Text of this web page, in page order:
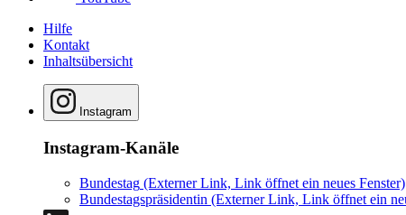
Hilfe
Kontakt
Inhaltsübersicht
Instagram
Instagram-Kanäle
Bundestag (Externer Link, Link öffnet ein neues Fenster)
Bundestagspräsidentin (Externer Link, Link öffnet ein